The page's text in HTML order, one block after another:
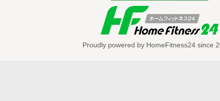
であると言われています。
ロック（Lock)という独特の止まる動作を
Proudly powered by HomeFitness24 since